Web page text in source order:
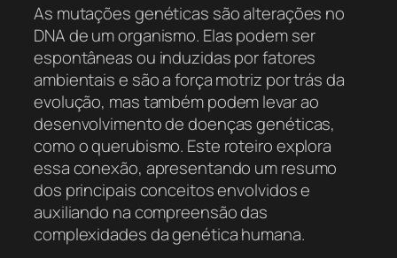
As mutações genéticas são alterações no
DNA de um organismo. Elas podem ser
espontâneas ou induzidas por fatores
ambientais e são a força motriz por trás da
evolução, mas também podem levar ao
desenvolvimento de doenças genéticas,
como o querubismo. Este roteiro explora
essa conexão, apresentando um resumo
dos principais conceitos envolvidos e
auxiliando na compreensão das
complexidades da genética humana.